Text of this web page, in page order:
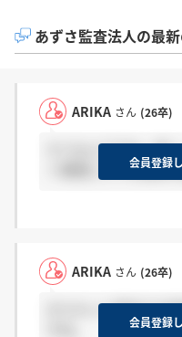
あずさ監査法人の最
ARIKA さん (26卒)
そうなんですね。新
く環境としても気持
会員登録
ARIKA さん (26卒)
ボスキャリ経由での
会員登録